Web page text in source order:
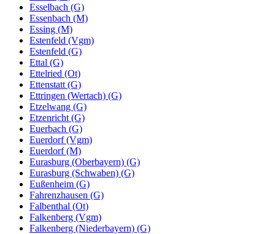
Esselbach (G)
Essenbach (M)
Essing (M)
Estenfeld (Vgm)
Estenfeld (G)
Ettal (G)
Ettelried (Ot)
Ettenstatt (G)
Ettringen (Wertach) (G)
Etzelwang (G)
Etzenricht (G)
Euerbach (G)
Euerdorf (Vgm)
Euerdorf (M)
Eurasburg (Oberbayern) (G)
Eurasburg (Schwaben) (G)
Eußenheim (G)
Fahrenzhausen (G)
Falbenthal (Ot)
Falkenberg (Vgm)
Falkenberg (Niederbayern) (G)